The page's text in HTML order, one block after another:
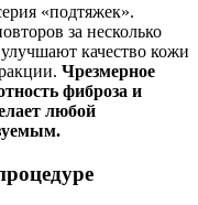
«подтяжек».
за несколько
качество кожи
Чрезмерное
фиброза и
любой